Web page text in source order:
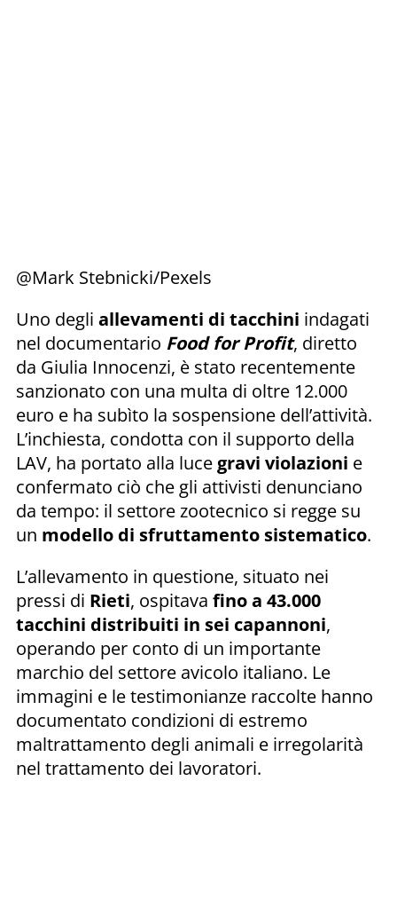
@Mark Stebnicki/Pexels
Uno degli allevamenti di tacchini indagati
nel documentario Food for Profit, diretto
da Giulia Innocenzi, è stato recentemente
sanzionato con una multa di oltre 12.000
euro e ha subìto la sospensione dell’attività.
L’inchiesta, condotta con il supporto della
LAV, ha portato alla luce gravi violazioni e
confermato ciò che gli attivisti denunciano
da tempo: il settore zootecnico si regge su
un modello di sfruttamento sistematico.
L’allevamento in questione, situato nei
pressi di Rieti, ospitava fino a 43.000
tacchini distribuiti in sei capannoni,
operando per conto di un importante
marchio del settore avicolo italiano. Le
immagini e le testimonianze raccolte hanno
documentato condizioni di estremo
maltrattamento degli animali e irregolarità
nel trattamento dei lavoratori.